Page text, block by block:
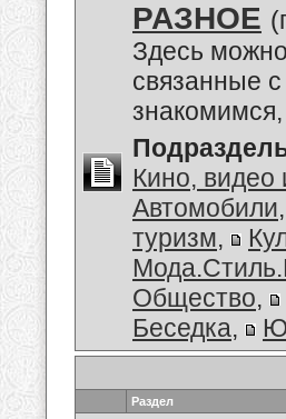
РАЗНОЕ
Здесь
связанные
Кино, видео
Автомобили,
туризм,
Общество,
Беседка,
Раздел